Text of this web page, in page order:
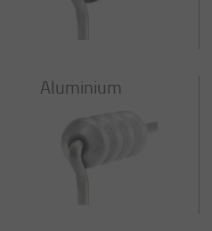
Aluminium